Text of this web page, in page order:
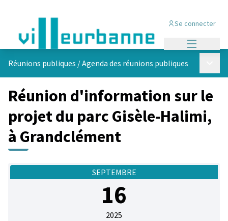
Se connecter
Réunions publiques /Agenda des réunions publiques
Réunion d'information sur le
projet du parc Gisèle-Halimi,
à Grandclément
SEPTEMBRE
16
2025